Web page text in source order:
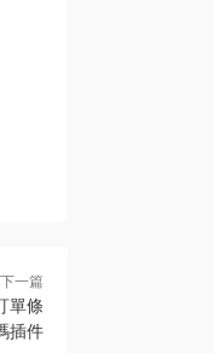
下一篇
單條
插件